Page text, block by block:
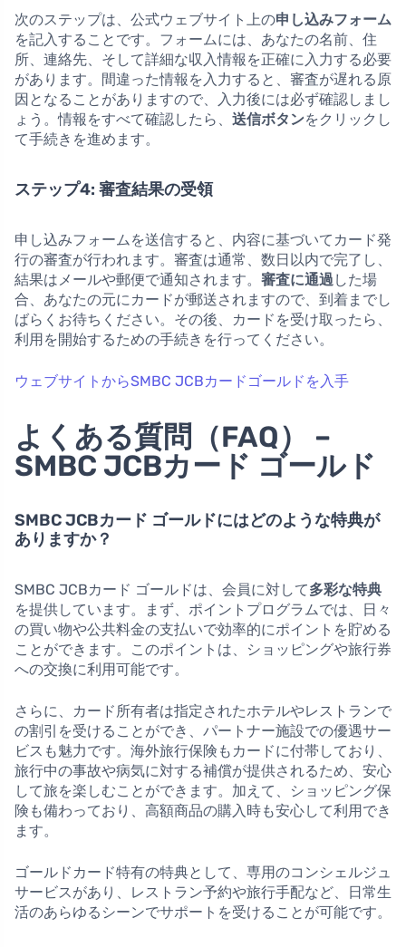
次のステップは、公式ウェブサイト上の申し込みフォーム
を記入することです。フォームには、あなたの名前、住
所、連絡先、そして詳細な収入情報を正確に入力する必要
があります。間違った情報を入力すると、審査が遅れる原
因となることがありますので、入力後には必ず確認しまし
ょう。情報をすべて確認したら、 送信ボタンをクリックし
て手続きを進めます。
ステップ4: 審査結果の受領
申し込みフォームを送信すると、内容に基づいてカード発
行の審査が行われます。審査は通常、数日以内で完了し、
結果はメールや郵便で通知されます。 審査に通過した場
合、あなたの元にカードが郵送されますので、到着までし
ばらくお待ちください。その後、カードを受け取ったら、
利用を開始するための手続きを行ってください。
ウェブサイトからSMBC JCBカードゴールドを入手
よくある質問（FAQ） –
SMBC JCBカード ゴールド
SMBC JCBカード ゴールドにはどのような特典が
ありますか？
SMBC JCBカード ゴールドは、会員に対して多彩な特典
を提供しています。まず、ポイントプログラムでは、日々
の買い物や公共料金の支払いで効率的にポイントを貯める
ことができます。このポイントは、ショッピングや旅行券
への交換に利用可能です。
さらに、カード所有者は指定されたホテルやレストランで
の割引を受けることができ、パートナー施設での優遇サー
ビスも魅力です。海外旅行保険もカードに付帯しており、
旅行中の事故や病気に対する補償が提供されるため、安心
して旅を楽しむことができます。加えて、ショッピング保
険も備わっており、高額商品の購入時も安心して利用でき
ます。
ゴールドカード特有の特典として、専用のコンシェルジュ
サービスがあり、レストラン予約や旅行手配など、日常生
活のあらゆるシーンでサポートを受けることが可能です。